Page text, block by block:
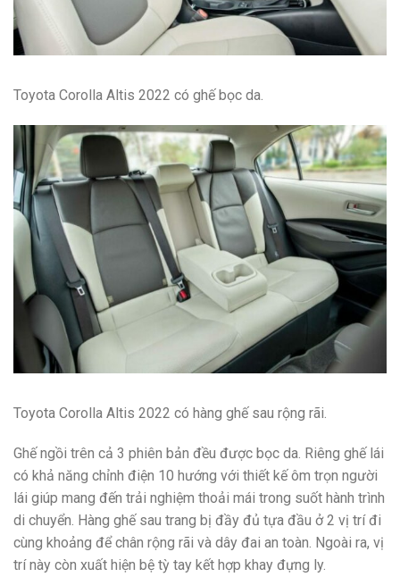
Toyota Corolla Altis 2022 có ghế bọc da.
Toyota Corolla Altis 2022 có hàng ghế sau rộng rãi.
Ghế ngồi trên cả 3 phiên bản đều được bọc da. Riêng ghế lái
có khả năng chỉnh điện 10 hướng với thiết kế ôm trọn người
lái giúp mang đến trải nghiệm thoải mái trong suốt hành trình
di chuyển. Hàng ghế sau trang bị đầy đủ tựa đầu ở 2 vị trí đi
cùng khoảng để chân rộng rãi và dây đai an toàn. Ngoài ra, vị
trí này còn xuất hiện bệ tỳ tay kết hợp khay đựng ly.